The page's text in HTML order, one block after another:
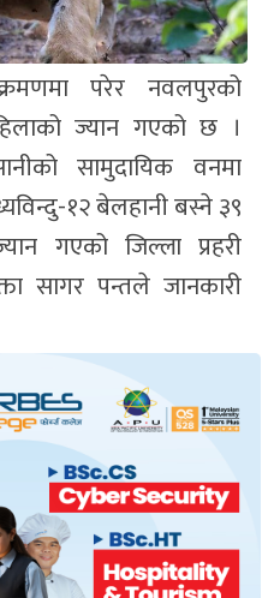
परेर नवलपुरको
ज्यान गएको छ ।
सामुदायिक वनमा
१२ बेलहानी बस्ने ३९
गएको जिल्ला प्रहरी
सागर पन्तले जानकारी